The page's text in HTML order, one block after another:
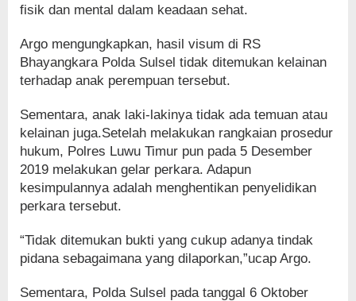
fisik dan mental dalam keadaan sehat.
Argo mengungkapkan, hasil visum di RS
Bhayangkara Polda Sulsel tidak ditemukan kelainan
terhadap anak perempuan tersebut.
Sementara, anak laki-lakinya tidak ada temuan atau
kelainan juga.Setelah melakukan rangkaian prosedur
hukum, Polres Luwu Timur pun pada 5 Desember
2019 melakukan gelar perkara. Adapun
kesimpulannya adalah menghentikan penyelidikan
perkara tersebut.
“Tidak ditemukan bukti yang cukup adanya tindak
pidana sebagaimana yang dilaporkan,”ucap Argo.
Sementara, Polda Sulsel pada tanggal 6 Oktober